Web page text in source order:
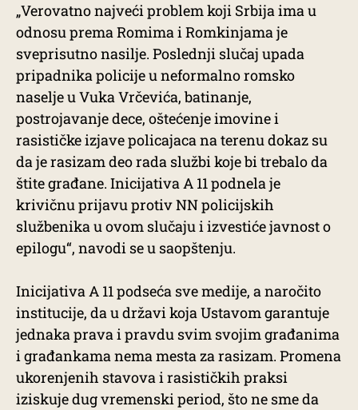
„Verovatno najveći problem koji Srbija ima u
odnosu prema Romima i Romkinjama je
sveprisutno nasilje. Poslednji slučaj upada
pripadnika policije u neformalno romsko
naselje u Vuka Vrčevića, batinanje,
postrojavanje dece, oštećenje imovine i
rasističke izjave policajaca na terenu dokaz su
da je rasizam deo rada službi koje bi trebalo da
štite građane. Inicijativa A 11 podnela je
krivičnu prijavu protiv NN policijskih
službenika u ovom slučaju i izvestiće javnost o
epilogu“, navodi se u saopštenju.
Inicijativa A 11 podseća sve medije, a naročito
institucije, da u državi koja Ustavom garantuje
jednaka prava i pravdu svim svojim građanima
i građankama nema mesta za rasizam. Promena
ukorenjenih stavova i rasističkih praksi
iziskuje dug vremenski period, što ne sme da